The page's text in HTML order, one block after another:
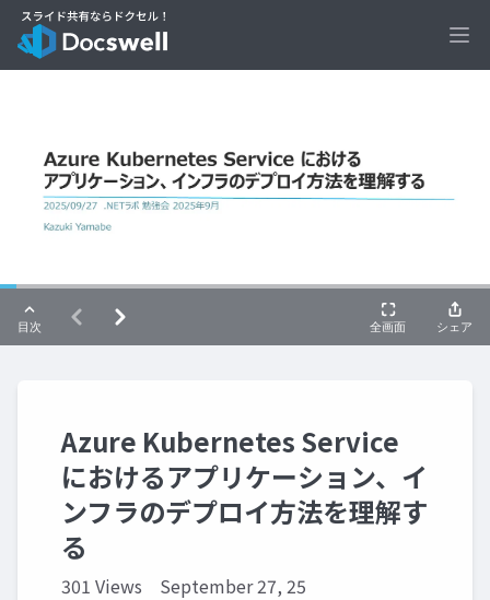
Azure Kubernetes Service
におけるアプリケーション、イ
ンフラのデプロイ方法を理解す
る
301 Views September 27, 25